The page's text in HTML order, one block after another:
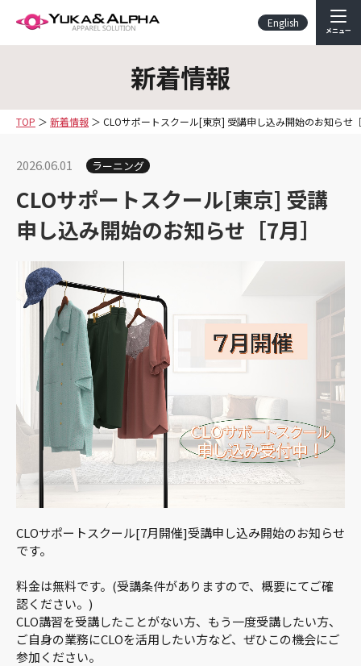
English
メニュー
新着情報
TOP 新着情報 CLOサポートスクール[東京] 受講申し込み開始のお知らせ
ラーニング
2026.06.01
CLOサポートスクール[東京] 受講
申し込み開始のお知らせ［7月］
CLOサポートスクール[7月開催]受講申し込み開始のお知らせ
です。
料金は無料です。(受講条件がありますので、概要にてご確
認ください。)
CLO講習を受講したことがない方、もう一度受講したい方、
ご自身の業務にCLOを活用したい方など、ぜひこの機会にご
参加ください。